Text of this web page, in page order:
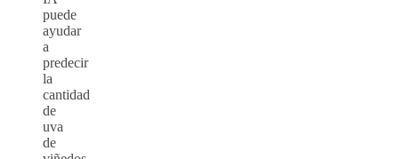
puede
ayudar
a
predecir
la
cantidad
de
uva
de